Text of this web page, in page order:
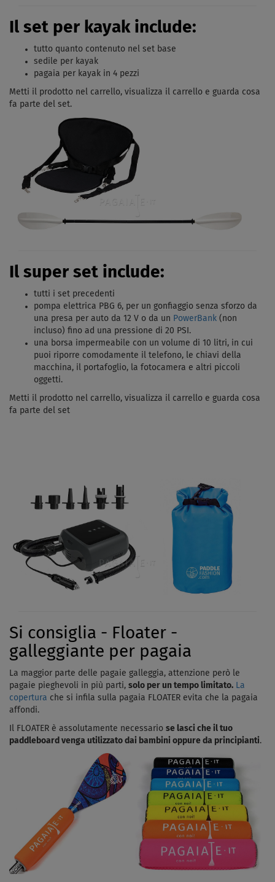
Il set per kayak include:
tutto quanto contenuto nel set base
sedile per kayak
pagaia per kayak in 4 pezzi
Metti il ​​prodotto nel carrello, visualizza il carrello e guarda cosa
fa parte del set.
Il super set include:
tutti i set precedenti
pompa elettrica PBG 6, per un gonfiaggio senza sforzo da
una presa per auto da 12 V o da un PowerBank (non
incluso) fino ad una pressione di 20 PSI.
una borsa impermeabile con un volume di 10 litri, in cui
puoi riporre comodamente il telefono, le chiavi della
macchina, il portafoglio, la fotocamera e altri piccoli
oggetti.
Metti il ​​prodotto nel carrello, visualizza il carrello e guarda cosa
fa parte del set
Si consiglia - Floater -
galleggiante per pagaia
La maggior parte delle pagaie galleggia, attenzione però le
pagaie pieghevoli in più parti, solo per un tempo limitato. La
copertura che si infila sulla pagaia FLOATER evita che la pagaia
affondi.
Il FLOATER è assolutamente necessario se lasci che il tuo
paddleboard venga utilizzato dai bambini oppure da principianti.